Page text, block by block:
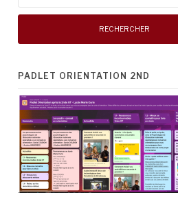
PADLET ORIENTATION 2ND